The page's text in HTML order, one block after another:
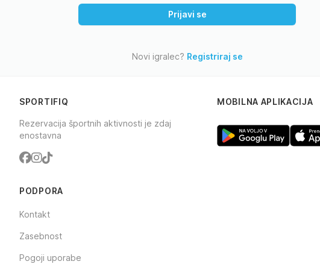
Prijavi se
Novi igralec? Registriraj se
SPORTIFIQ
Rezervacija športnih aktivnosti je zdaj
enostavna
Facebook
Instagram
TikTok
MOBILNA APLIKACIJA
PODPORA
Kontakt
Zasebnost
Pogoji uporabe